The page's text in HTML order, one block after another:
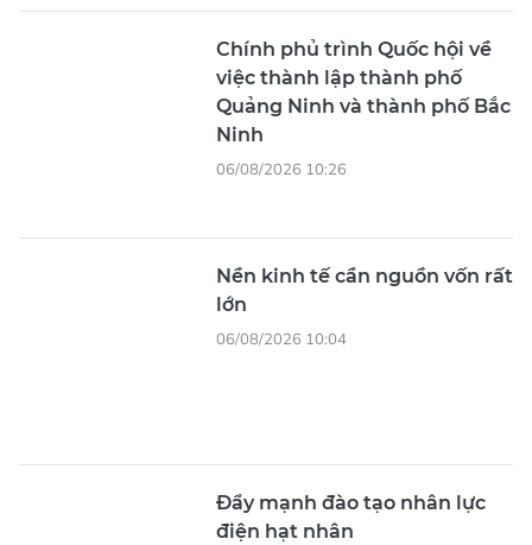
Chính phủ trình Quốc hội về
việc thành lập thành phố
Quảng Ninh và thành phố Bắc
Ninh
06/08/2026 10:26
Nền kinh tế cần nguồn vốn rất
lớn
06/08/2026 10:04
Đẩy mạnh đào tạo nhân lực
điện hạt nhân